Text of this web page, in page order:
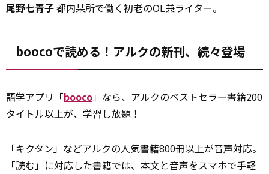
尾野七青子都内某所で働く初老のOL兼ライター。
boocoで読める！アルクの新刊、続々登場
語学アプリ「booco」なら、アルクのベストセラー書籍200
タイトル以上が、学習し放題！
「キクタン」などアルクの人気書籍800冊以上が音声対応。
「読む」に対応した書籍では、本文と音声をスマホで手軽